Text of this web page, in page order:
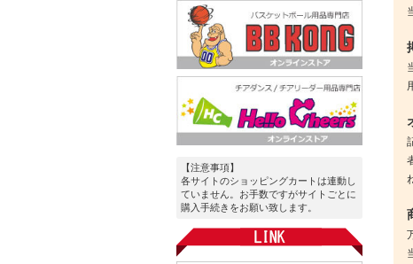
【注意事項】
各サイトのショッピングカートは連動し
ていません。お手数ですがサイトごとに
購入手続きをお願い致します。